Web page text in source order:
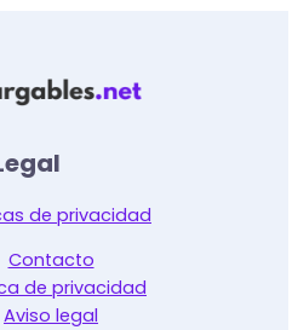
de privacidad
Contacto
de privacidad
Aviso legal